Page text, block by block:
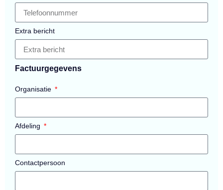
Extra bericht
Factuurgegevens
Organisatie
Afdeling
Contactpersoon